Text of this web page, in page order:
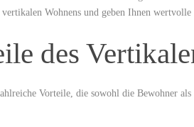
vertikalen Wohnens und geben Ihnen
des
Vorteile, die sowohl die Bewohner